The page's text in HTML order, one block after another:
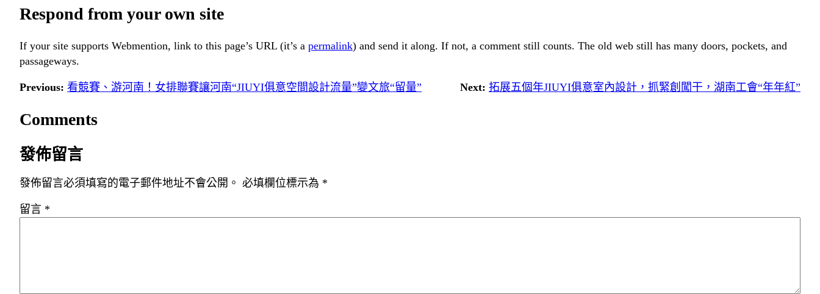
Respond from your own site
If your site supports Webmention, link to this page’s URL (it’s a permalink) and send it along. If not, a comment still counts. The old web still has many doors, pockets, and
passageways.
Previous: 看競賽、游河南！女排聯賽讓河南“JIUYI俱意空間設計流量”變文旅“留量” Next: 拓展五個年JIUYI俱意室內設計，抓緊創闖干，湖南工會“年年紅”
Comments
發佈留言
發佈留言必須填寫的電子郵件地址不會公開。 必填欄位標示為 *
留言 *